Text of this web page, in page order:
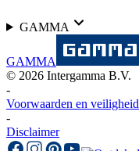
GAMMA
GAMMA
© 2026 Intergamma B.V.
-
Voorwaarden en veiligheid
-
Disclaimer